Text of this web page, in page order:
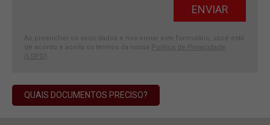
Ao preencher os seus dados e nos enviar este formulário, você está
de acordo e aceita os termos da nossa Política de Privacidade
(LGPD)
QUAIS DOCUMENTOS PRECISO?